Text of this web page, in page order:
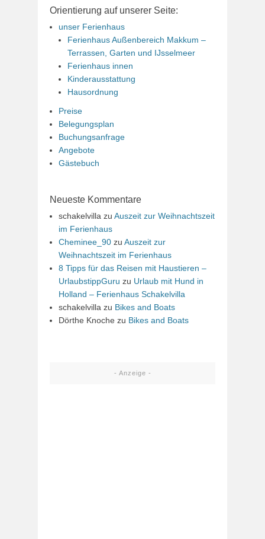
Orientierung auf unserer Seite:
unser Ferienhaus
Ferienhaus Außenbereich Makkum –
Terrassen, Garten und IJsselmeer
Ferienhaus innen
Kinderausstattung
Hausordnung
Preise
Belegungsplan
Buchungsanfrage
Angebote
Gästebuch
Neueste Kommentare
schakelvilla zu Auszeit zur Weihnachtszeit
im Ferienhaus
Cheminee_90 zu Auszeit zur
Weihnachtszeit im Ferienhaus
8 Tipps für das Reisen mit Haustieren –
UrlaubstippGuru zu Urlaub mit Hund in
Holland – Ferienhaus Schakelvilla
schakelvilla zu Bikes and Boats
Dörthe Knoche zu Bikes and Boats
- Anzeige -